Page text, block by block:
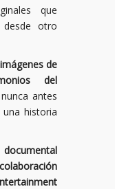
que
desde otro
imágenes de
del
antes
historia